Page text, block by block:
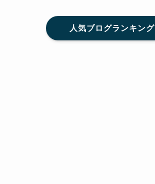
人気ブログランキング